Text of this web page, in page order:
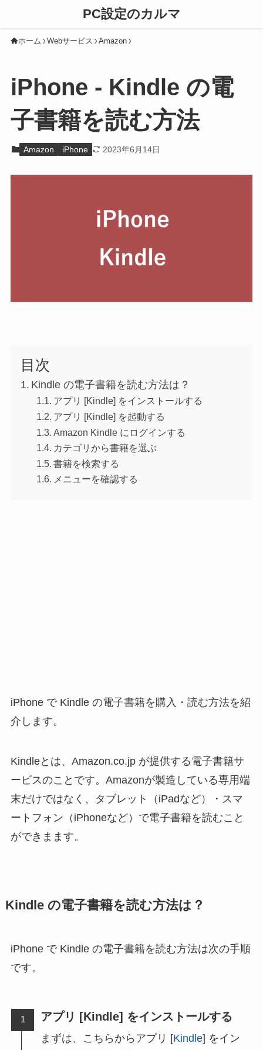
PC設定のカルマ
ホーム Webサービス Amazon
iPhone - Kindle の電
子書籍を読む方法
Amazon iPhone 2023年6月14日
目次
Kindle の電子書籍を読む方法は？
アプリ [Kindle] をインストールする
アプリ [Kindle] を起動する
Amazon Kindle にログインする
カテゴリから書籍を選ぶ
書籍を検索する
メニューを確認する
iPhone で Kindle の電子書籍を購入・読む方法を紹
介します。
Kindleとは、Amazon.co.jp が提供する電子書籍サ
ービスのことです。Amazonが製造している専用端
末だけではなく、タブレット（iPadなど）・スマ
ートフォン（iPhoneなど）で電子書籍を読むこと
ができまます。
Kindle の電子書籍を読む方法は？
iPhone で Kindle の電子書籍を読む方法は次の手順
です。
アプリ [Kindle] をインストールする
まずは、こちらからアプリ [Kindle] をイン